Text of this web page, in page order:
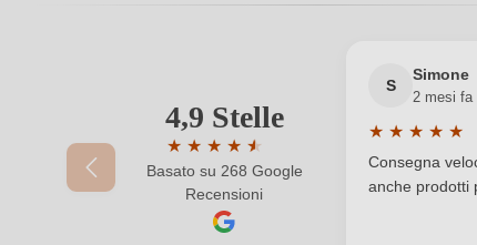
Il tuo indirizzo e-mail
La tua password
4,9 Stelle
★ ★ ★ ★ ★
★
Valutazione media di 4.9 su 5 stelle
Basato su 268 Google
Recensioni
S
Simone
2 mesi fa
★ ★ ★ ★ ★
Valutazione
Consegna
anche prodotti